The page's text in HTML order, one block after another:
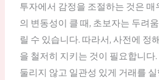
투자에서 감정을 조절하는 것은
의 변동성이 클 때, 초보자는 두려
릴 수 있습니다. 따라서, 사전에 정
을 철저히 지키는 것이 필요합니다
둘리지 않고 일관성 있게 거래를